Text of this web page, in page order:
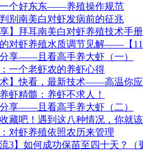
个好东东——养殖操作规范
别南美白对虾发病前的征兆
享】拜耳南美白对虾养殖技术手册
对虾养殖水质调节见解——【11
享——且看高手养大虾（一）
一个老虾农的养虾心得
术】快看，最新技术——高温你应
虾精髓：养虾不求人！
享——且看高手养大虾（二）
藏吧！遇到这八种情况，你就
对虾养殖依照农历来管理
流3】如何成功保苗至四十天？（